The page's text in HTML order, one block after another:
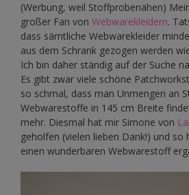
(Werbung, weil Stoffprobenähen)
großer Fan von Webwarekleidern.
dass sämtliche Webwarekleider
aus dem Schrank gezogen werden
Ich bin daher ständig auf der Suche
Es gibt zwar viele schöne
so schmal, dass man Unmengen an
Webwarestoffe in 145 cm Breite
mehr. Diesmal hat mir Simone von
geholfen (vielen lieben Dank!) und so
einen wunderbaren Webwarestoff